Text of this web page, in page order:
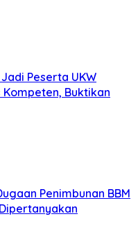
Peserta UKW
Buktikan
Penimbunan BBM